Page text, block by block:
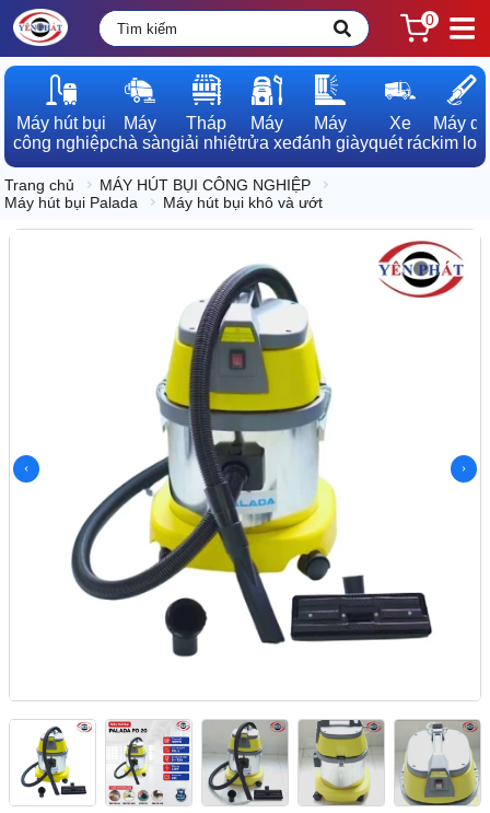
0
Máy hút bụi
công nghiệp
Máy
chà sàn
Tháp
giải nhiệt
Máy
rửa xe
Máy
đánh giày
Xe
quét rác
Máy dò
kim loại
Trang chủ
MÁY HÚT BỤI CÔNG NGHIỆP
Máy hút bụi Palada
Máy hút bụi khô và ướt